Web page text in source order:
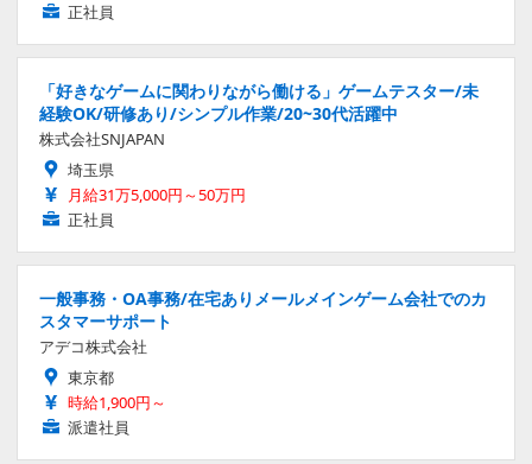
正社員
「好きなゲームに関わりながら働ける」ゲームテスター/未
経験OK/研修あり/シンプル作業/20~30代活躍中
株式会社SNJAPAN
埼玉県
月給31万5,000円～50万円
正社員
一般事務・OA事務/在宅ありメールメインゲーム会社でのカ
スタマーサポート
アデコ株式会社
東京都
時給1,900円～
派遣社員